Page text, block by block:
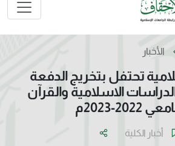
الأخبار
تحتفل بتخريج الدفعة
الاسلامية والقرآن
2023م
أخبار الكلية